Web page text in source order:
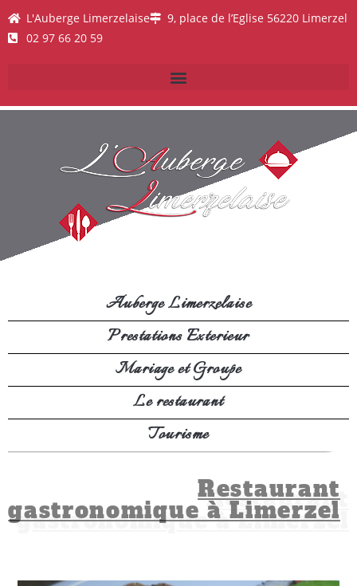
L'Auberge Limerzelaise
9, place de l’Eglise 56220 Limerzel
02 97 66 20 59
Auberge Limerzelaise
Prestations Exterieur
Mariage et Groupe
Le restaurant
Tourisme
Restaurant
gastronomique à Limerzel